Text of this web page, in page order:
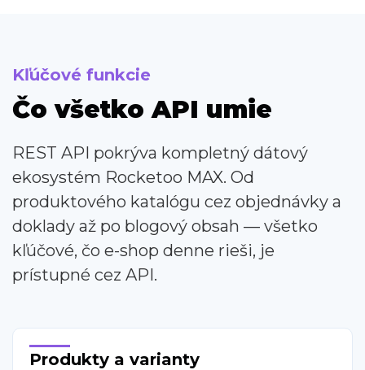
Kľúčové funkcie
Čo všetko API umie
REST API pokrýva kompletný dátový
ekosystém Rocketoo MAX. Od
produktového katalógu cez objednávky a
doklady až po blogový obsah — všetko
kľúčové, čo e-shop denne rieši, je
prístupné cez API.
Produkty a varianty